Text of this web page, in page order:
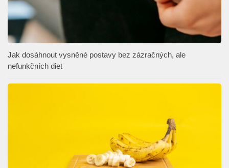
Jak dosáhnout vysněné postavy bez zázračných, ale
nefunkčních diet